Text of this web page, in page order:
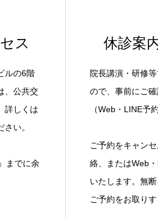
ス
ルの6階
、公共交
詳しくは
い。
までに余
休診案
院長講演・研修
ので、事前にご確
（Web・LINE予
ご予約をキャン
絡、またはWeb
いたします。無
ご予約をお取り